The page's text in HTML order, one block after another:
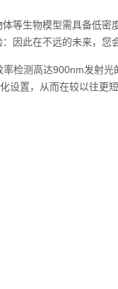
等生物模型需具备低密
因此在不远的未来，您
检测高达900nm发射光
设置，从而在较以往更